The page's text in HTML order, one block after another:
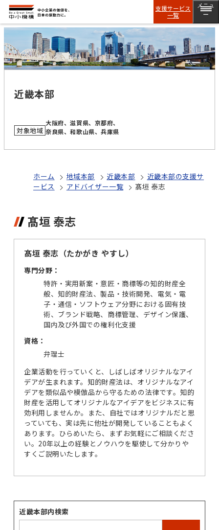
支援サービス
一覧
メニュ
ー
近畿本部
対象地域
大阪府、滋賀県、京都府、
奈良県、和歌山県、兵庫県
ホーム 地域本部 近畿本部
近畿本部の支援サ
ービス
アドバイザー一覧 髙垣 泰志
髙垣 泰志
髙垣 泰志（たかがき やすし）
専門分野：
特許・実用新案・意匠・商標等の知的財産全
般、知的財産法、製品・技術開発、電気・電
子・通信・ソフトウェア分野における固有技
術、ブランド戦略、商標管理、デザイン保護、
国内及び外国での権利化支援
資格：
弁理士
企業活動を行っていくと、しばしばオリジナルなアイ
デアが生まれます。知的財産法は、オリジナルなアイ
デアを類似品や模倣品から守るための法律です。知的
財産を活用してオリジナルなアイデアをビジネスに有
効利用しませんか。また、自社ではオリジナルだと思
っていても、実は先に他社が開発していることもよく
あります。ひらめいたら、まずお気軽にご相談くださ
い。20年以上の経験とノウハウを駆使して分かりや
すくご説明いたします。
近畿本部内検索